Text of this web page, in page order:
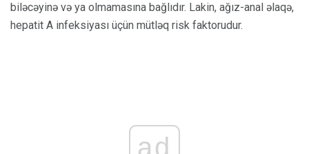
biləcəyinə və ya olmamasına bağlıdır. Lakin, ağız-anal əlaqə,
hepatit A infeksiyası üçün mütləq risk faktorudur.
ad